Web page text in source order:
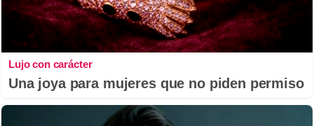
Lujo con carácter
Una joya para mujeres que no piden permiso